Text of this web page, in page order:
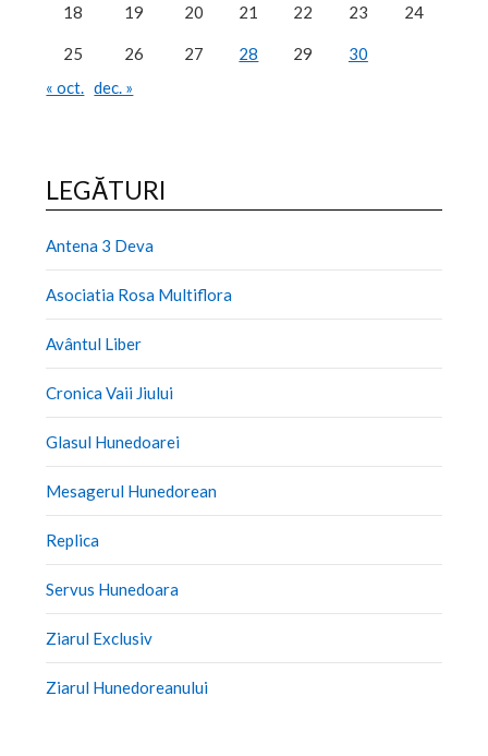
18 19 20 21 22 23 24
25 26 27 28 29
30
« oct.
dec. »
LEGĂTURI
Antena 3 Deva
Asociatia Rosa Multiflora
Avântul Liber
Cronica Vaii Jiului
Glasul Hunedoarei
Mesagerul Hunedorean
Replica
Servus Hunedoara
Ziarul Exclusiv
Ziarul Hunedoreanului